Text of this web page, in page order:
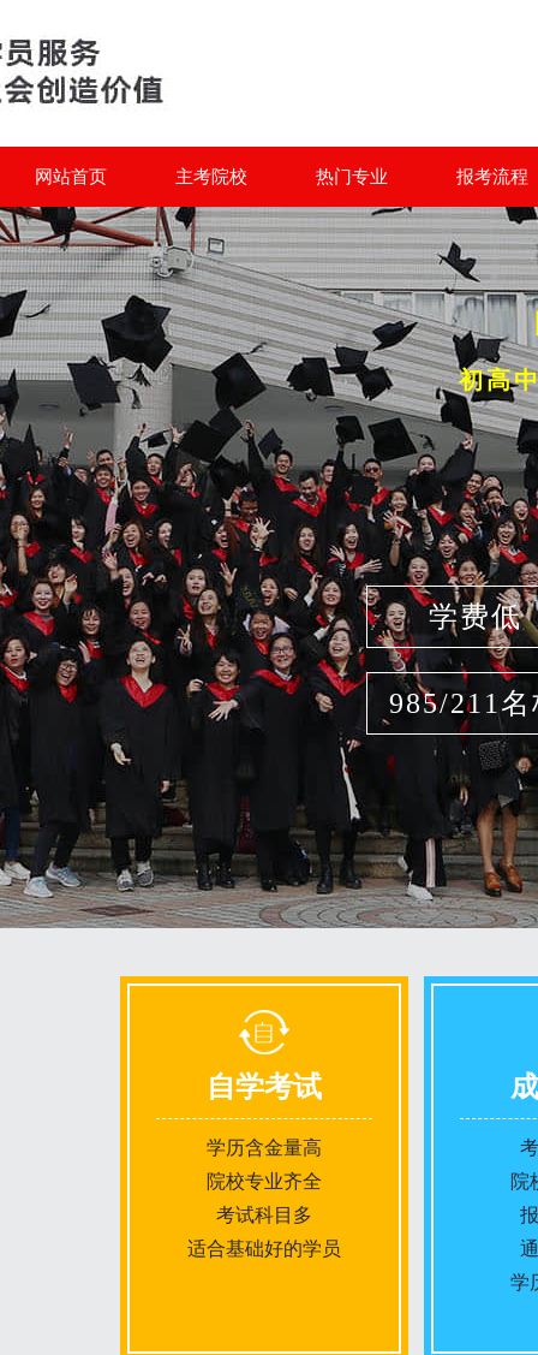
网站首页 主考院校 热门专业 报考流程
初高
学费低
985/211名
自学考试
学历含金量高
院校专业齐全
考试科目多
适合基础好的学员
院
学